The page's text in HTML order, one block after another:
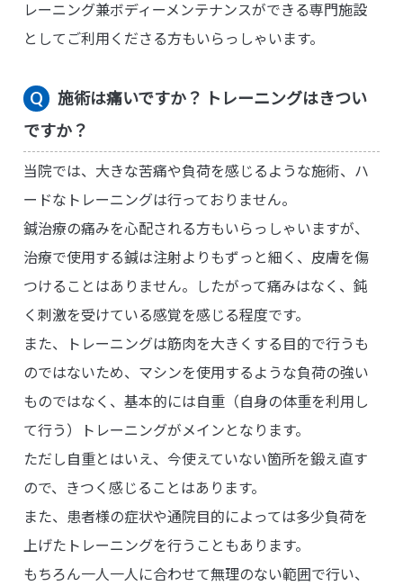
レーニング兼ボディーメンテナンスができる専門施設
としてご利用くださる方もいらっしゃいます。
施術は痛いですか？ トレーニングはきつい
ですか？
当院では、大きな苦痛や負荷を感じるような施術、ハ
ードなトレーニングは行っておりません。
鍼治療の痛みを心配される方もいらっしゃいますが、
治療で使用する鍼は注射よりもずっと細く、皮膚を傷
つけることはありません。したがって痛みはなく、鈍
く刺激を受けている感覚を感じる程度です。
また、トレーニングは筋肉を大きくする目的で行うも
のではないため、マシンを使用するような負荷の強い
ものではなく、基本的には自重（自身の体重を利用し
て行う）トレーニングがメインとなります。
ただし自重とはいえ、今使えていない箇所を鍛え直す
ので、きつく感じることはあります。
また、患者様の症状や通院目的によっては多少負荷を
上げたトレーニングを行うこともあります。
もちろん一人一人に合わせて無理のない範囲で行い、